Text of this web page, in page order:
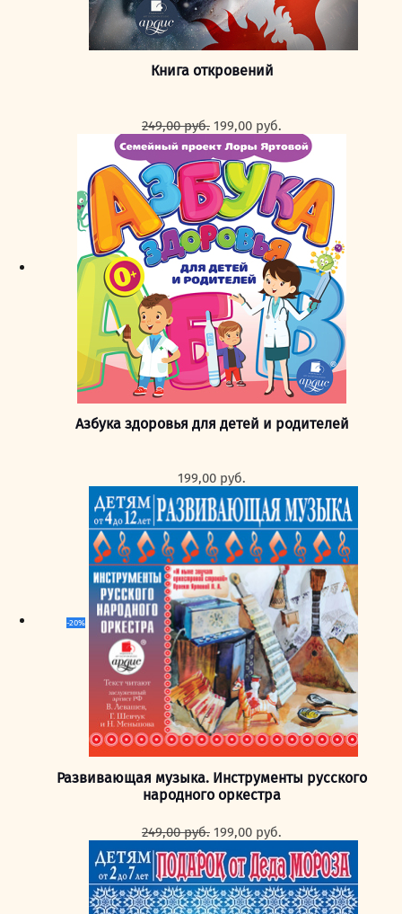
Книга откровений
249,00руб. Первоначальная
цена
составляла
249,00 руб..
199,00 руб.
цена:
199,00 руб..
Азбука здоровья для детей и родителей
199,00 руб.
-20%
Развивающая музыка. Инструменты русского
народного оркестра
249,00руб. Первоначальная
составляла
249,00 руб..
199,00 руб.
цена:
199,00 руб..